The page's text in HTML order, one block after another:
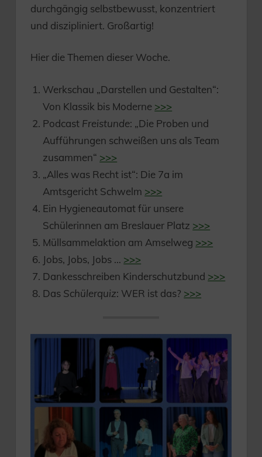
durchgängig selbstbewusst, konzentriert
und diszipliniert. Großartig!
Hier die Themen dieser Woche.
Werkschau „Darstellen und Gestalten“:
Von Klassik bis Moderne >>>
Podcast Freistunde: „Die Proben und
Aufführungen schweißen uns als Team
zusammen“ >>>
„Alles was Recht ist“: Die 7a im
Amtsgericht Schwelm >>>
Ein Hygieneautomat für unsere
Schülerinnen am Breslauer Platz >>>
Müllsammelaktion am Amselweg >>>
Jobs, Jobs, Jobs … >>>
Dankesschreiben Kinderschutzbund >>>
Das Schülerquiz: WER ist das? >>>